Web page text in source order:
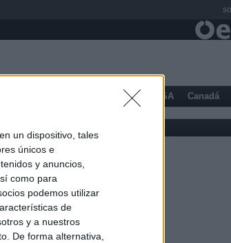
un dispositivo, tales
únicos e
y anuncios,
como para
podemos utilizar
de
y a nuestros
De forma alternativa,
Latinoamérica USA Canadá